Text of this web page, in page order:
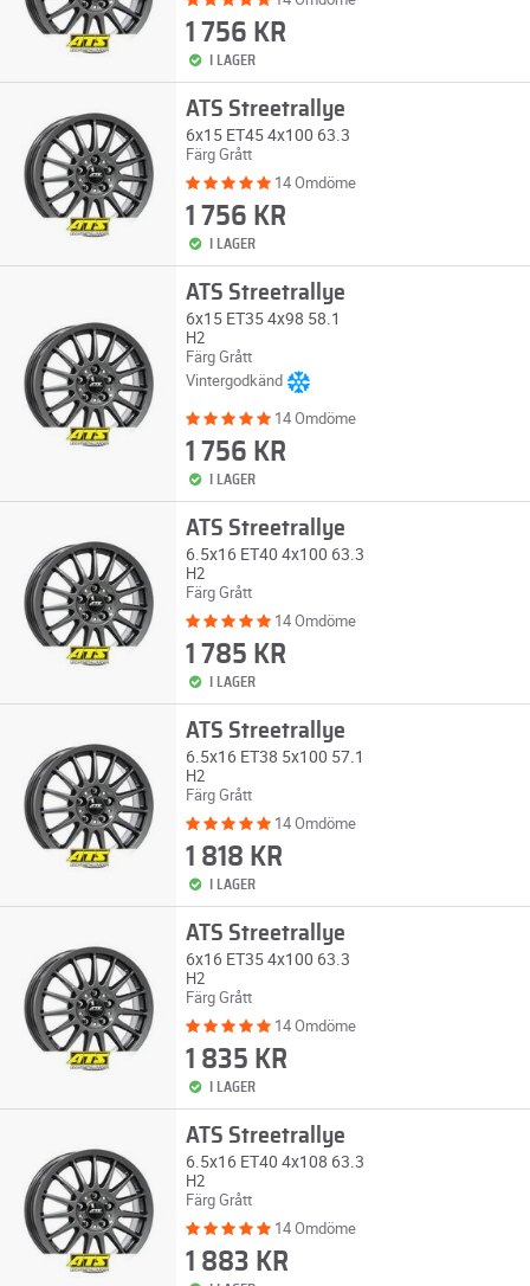
1 756 KR
I LAGER
ATS Streetrallye
6x15 ET45 4x100 63.3
Färg Grått
14 Omdöme
1 756 KR
I LAGER
ATS Streetrallye
6x15 ET35 4x98 58.1
H2
Färg Grått
Vintergodkänd
14 Omdöme
1 756 KR
I LAGER
ATS Streetrallye
6.5x16 ET40 4x100 63.3
H2
Färg Grått
14 Omdöme
1 785 KR
I LAGER
ATS Streetrallye
6.5x16 ET38 5x100 57.1
H2
Färg Grått
14 Omdöme
1 818 KR
I LAGER
ATS Streetrallye
6x16 ET35 4x100 63.3
H2
Färg Grått
14 Omdöme
1 835 KR
I LAGER
ATS Streetrallye
6.5x16 ET40 4x108 63.3
H2
Färg Grått
14 Omdöme
1 883 KR